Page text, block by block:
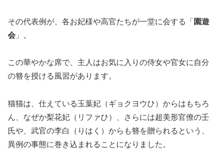
その代表例が、各お妃様や高官たちが一堂に会する「 園遊
会 」。
この華やかな席で、主人はお気に入りの侍女や官女に自分
の簪を授ける風習があります。
猫猫は、仕えている玉葉妃（ギョクヨウひ）からはもちろ
ん、なぜか梨花妃（リファひ）、さらには超美形官僚の壬
氏や、武官の李白（りはく）からも簪を贈られるという、
異例の事態に巻き込まれることになりました。